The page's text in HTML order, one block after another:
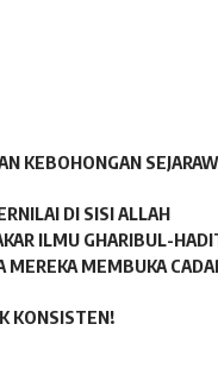
KEBOHONGAN
DI SISI ALLAH
ILMU GHARIBUL-
MEREKA MEMBUKA
KONSISTEN!